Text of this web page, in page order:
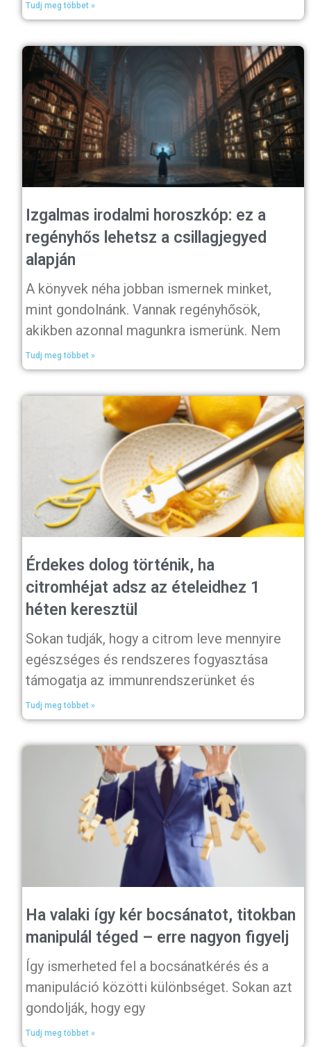
Tudj meg többet »
Izgalmas irodalmi horoszkóp: ez a
regényhős lehetsz a csillagjegyed
alapján
A könyvek néha jobban ismernek minket,
mint gondolnánk. Vannak regényhősök,
akikben azonnal magunkra ismerünk. Nem
Tudj meg többet »
Érdekes dolog történik, ha
citromhéjat adsz az ételeidhez 1
héten keresztül
Sokan tudják, hogy a citrom leve mennyire
egészséges és rendszeres fogyasztása
támogatja az immunrendszerünket és
Tudj meg többet »
Ha valaki így kér bocsánatot, titokban
manipulál téged – erre nagyon figyelj
Így ismerheted fel a bocsánatkérés és a
manipuláció közötti különbséget. Sokan azt
gondolják, hogy egy
Tudj meg többet »